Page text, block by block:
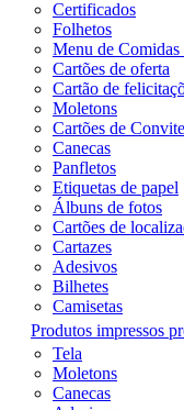
Certificados
Folhetos
Menu de Comidas
Cartões de oferta
Cartão de
Moletons
Cartões de Convite
Canecas
Panfletos
Etiquetas de papel
Álbuns de fotos
Cartões de
Cartazes
Adesivos
Bilhetes
Camisetas
Produtos impressos
Tela
Moletons
Canecas